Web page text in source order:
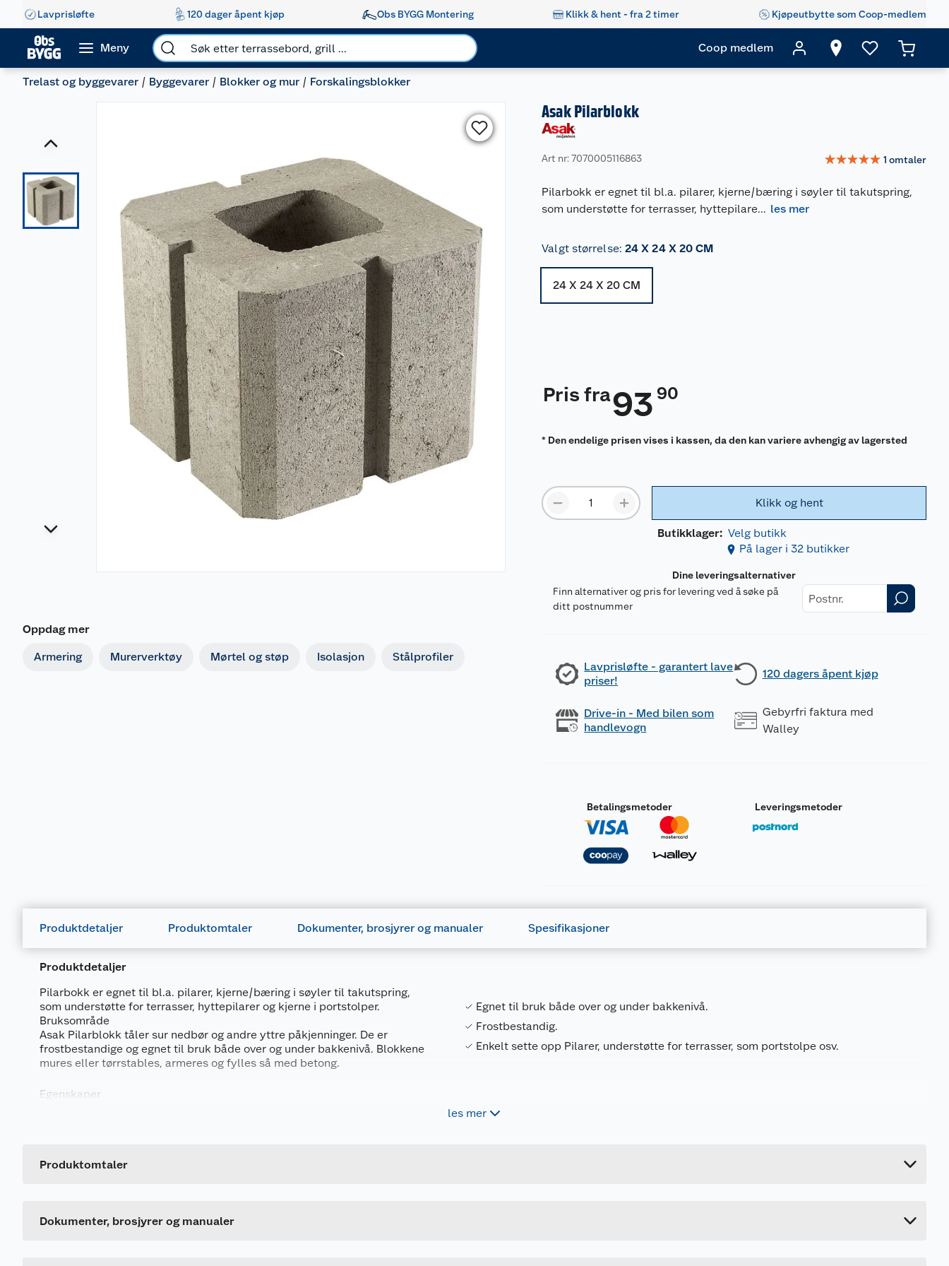
Lavprisløfte 120 dager åpent kjøp Obs BYGG Montering Klikk & hent - fra 2 timer Kjøpeutbytte som Coop-medlem
Meny Coop medlem
Trelast og byggevarer Byggevarer Blokker og mur Forskalingsblokker
Oppdag mer
Armering Murerverktøy Mørtel og støp Isolasjon Stålprofiler
Asak Pilarblokk
Art nr: 7070005116863 ☆☆☆☆☆ 1 omtaler
Pilarbokk er egnet til bl.a. pilarer, kjerne/bæring i søyler til takutspring,
som understøtte for terrasser, hyttepilare... les mer
Valgt størrelse: 24 X 24 X 20 CM
24 X 24 X 20 CM
Pris fra93 90
* Den endelige prisen vises i kassen, da den kan variere avhengig av lagersted
Klikk og hent
Butikklager: Velg butikk
På lager i 32 butikker
Dine leveringsalternativer
Finn alternativer og pris for levering ved å søke på
ditt postnummer
Lavprisløfte - garantert lave
priser!
120 dagers åpent kjøp
Drive-in - Med bilen som
handlevogn
Gebyrfri faktura med
Walley
Betalingsmetoder Leveringsmetoder
Produktdetaljer Produktomtaler Dokumenter, brosjyrer og manualer Spesifikasjoner
Produktdetaljer
Pilarbokk er egnet til bl.a. pilarer, kjerne/bæring i søyler til takutspring,
som understøtte for terrasser, hyttepilarer og kjerne i portstolper.
Bruksområde
Asak Pilarblokk tåler sur nedbør og andre yttre påkjenninger. De er
frostbestandige og egnet til bruk både over og under bakkenivå. Blokkene
mures eller tørrstables, armeres og fylles så med betong.
Egenskaper
Tåler sur nedbør og andre ytre påkjenninger.
Dimensjoner
Egnet til bruk både over og under bakkenivå.
Frostbestandig.
Enkelt sette opp Pilarer, understøtte for terrasser, som portstolpe osv.
les mer
Produktomtaler
Dokumenter, brosjyrer og manualer
Dokumentasjon
677834_7070005116863_.pdf
728916_7070005116863_.pdf
Produktdatablad
677835_7070005116863_.pdf
Leverandørens artikkelnummer